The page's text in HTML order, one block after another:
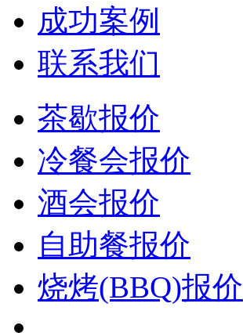
成功案例
联系我们
茶歇报价
冷餐会报价
酒会报价
自助餐报价
烧烤(BBQ)报价